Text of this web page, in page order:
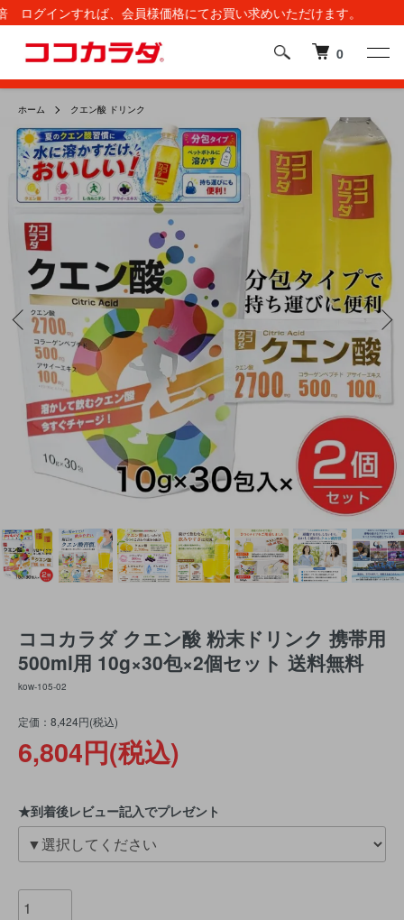
れば、会員様価格にてお買い求めいただけます。
0
ホーム クエン酸 ドリンク
ココカラダ クエン酸 粉末ドリンク 携帯用
500ml用 10g×30包×2個セット 送料無料
kow-105-02
定価：8,424円(税込)
6,804円(税込)
★到着後レビュー記入でプレゼント